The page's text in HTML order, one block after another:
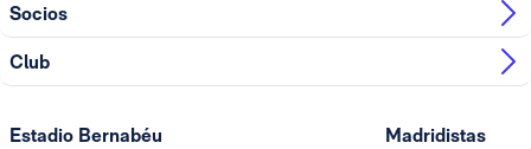
Socios
Club
Estadio Bernabéu Madridistas